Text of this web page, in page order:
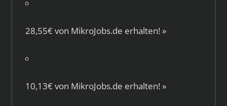
28,55€ von MikroJobs.de erhalten! »
10,13€ von MikroJobs.de erhalten! »